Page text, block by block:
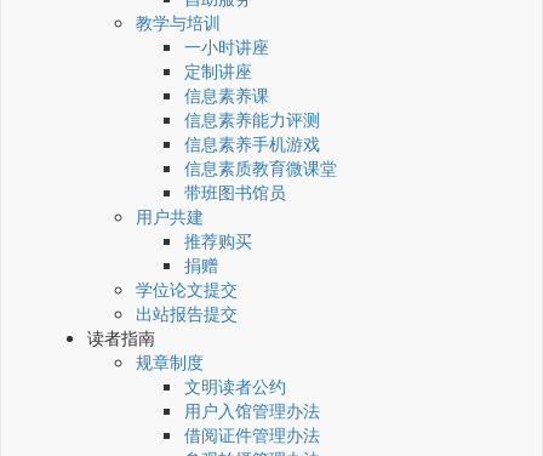
教学与培训
一小时讲座
定制讲座
信息素养课
信息素养能力评测
信息素养手机游戏
信息素质教育微课堂
带班图书馆员
用户共建
推荐购买
捐赠
学位论文提交
出站报告提交
读者指南
规章制度
文明读者公约
用户入馆管理办法
借阅证件管理办法